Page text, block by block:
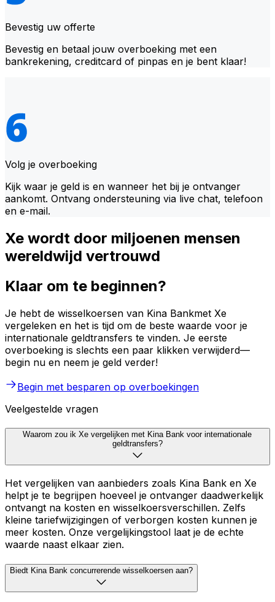
Bevestig uw offerte
Bevestig en betaal jouw overboeking met een
bankrekening, creditcard of pinpas en je bent klaar!
Volg je overboeking
Kijk waar je geld is en wanneer het bij je ontvanger
aankomt. Ontvang ondersteuning via live chat, telefoon
en e-mail.
Xe wordt door miljoenen mensen
wereldwijd vertrouwd
Klaar om te beginnen?
Je hebt de wisselkoersen van Kina Bankmet Xe
vergeleken en het is tijd om de beste waarde voor je
internationale geldtransfers te vinden. Je eerste
overboeking is slechts een paar klikken verwijderd—
begin nu en neem je geld verder!
Begin met besparen op overboekingen
Veelgestelde vragen
Waarom zou ik Xe vergelijken met Kina Bank voor internationale
geldtransfers?
Het vergelijken van aanbieders zoals Kina Bank en Xe
helpt je te begrijpen hoeveel je ontvanger daadwerkelijk
ontvangt na kosten en wisselkoersverschillen. Zelfs
kleine tariefwijzigingen of verborgen kosten kunnen je
meer kosten. Onze vergelijkingstool laat je de echte
waarde naast elkaar zien.
Biedt Kina Bank concurrerende wisselkoersen aan?